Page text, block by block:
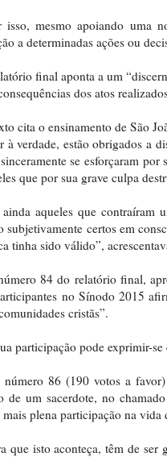
isso, mesmo apoiando uma
a determinadas ações ou
final aponta a um
dos atos
cita o ensinamento de São
à verdade, estão obrigados a
se esforçaram
que por sua grave culpa
aqueles que contraíram
subjetivamente certos em
tinha sido válido”,
84 do relatório final,
no Sínodo 2015
cristãs”.
participação pode exprimir-
número 86 (190 votos a favor)
de um sacerdote, no
plena participação na vida
que isto aconteça, têm de ser